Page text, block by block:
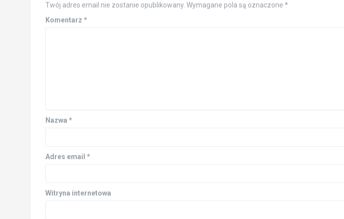
Twój adres email nie zostanie opublikowany. Wymagane pola są oznaczone *
Komentarz *
Nazwa *
Adres email *
Witryna internetowa